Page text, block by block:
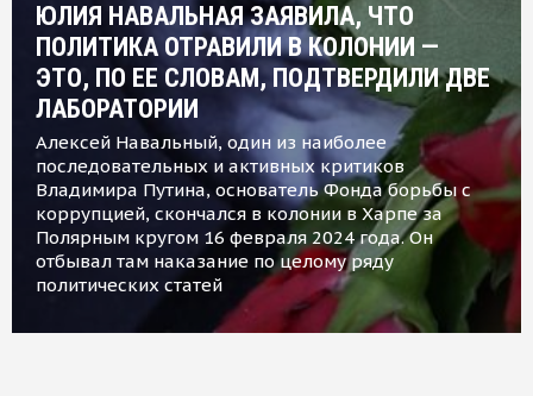
ЮЛИЯ НАВАЛЬНАЯ ЗАЯВИЛА, ЧТО
ПОЛИТИКА ОТРАВИЛИ В КОЛОНИИ —
ЭТО, ПО ЕЕ СЛОВАМ, ПОДТВЕРДИЛИ ДВЕ
ЛАБОРАТОРИИ
Алексей Навальный, один из наиболее
последовательных и активных критиков
Владимира Путина, основатель Фонда борьбы с
коррупцией, скончался в колонии в Харпе за
Полярным кругом 16 февраля 2024 года. Он
отбывал там наказание по целому ряду
политических статей